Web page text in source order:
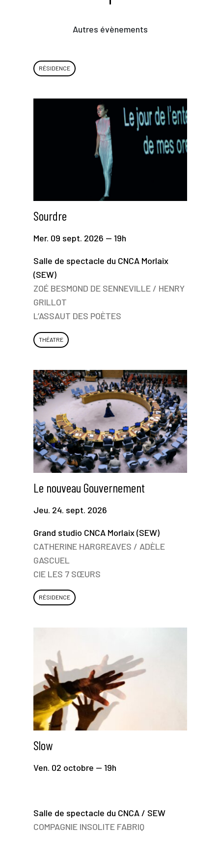
Autres évènements
RÉSIDENCE
Sourdre
Mer. 09 sept. 2026 — 19h
Salle de spectacle du CNCA Morlaix
(SEW)
ZOÉ BESMOND DE SENNEVILLE / HENRY
GRILLOT
L’ASSAUT DES POÈTES
THÉATRE
Le nouveau Gouvernement
Jeu. 24. sept. 2026
Grand studio CNCA Morlaix (SEW)
CATHERINE HARGREAVES / ADÈLE
GASCUEL
CIE LES 7 SŒURS
RÉSIDENCE
Slow
Ven. 02 octobre — 19h
Salle de spectacle du CNCA / SEW
COMPAGNIE INSOLITE FABRIQ